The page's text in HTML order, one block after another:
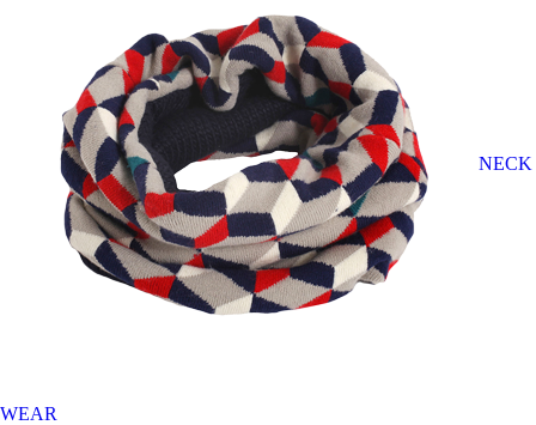
NECK
WEAR